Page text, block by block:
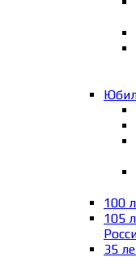
100
105
35